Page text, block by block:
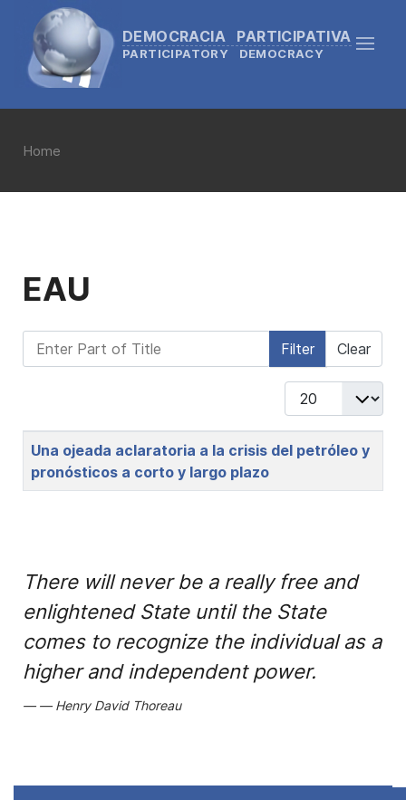
DEMOCRACIA PARTICIPATIVA
PARTICIPATORY DEMOCRACY
Home
EAU
Enter Part of Title Filter Clear
Display #
Title
Una ojeada aclaratoria a la crisis del petróleo y
pronósticos a corto y largo plazo
There will never be a really free and
enlightened State until the State
comes to recognize the individual as a
higher and independent power.
Henry David Thoreau